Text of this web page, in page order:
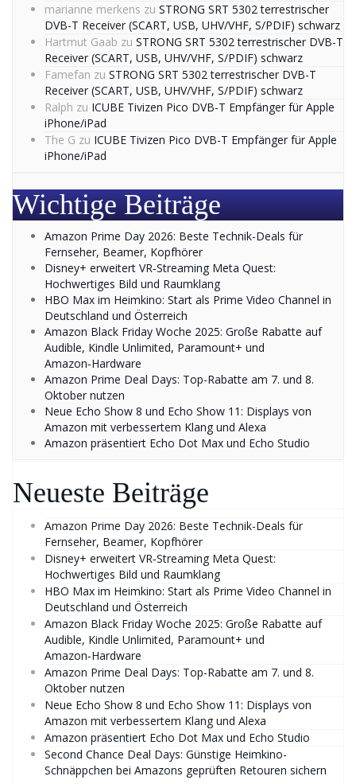
marianne merkens zu STRONG SRT 5302 terrestrischer
DVB-T Receiver (SCART, USB, UHV/VHF, S/PDIF) schwarz
Hartmut Gaab zu STRONG SRT 5302 terrestrischer DVB-T
Receiver (SCART, USB, UHV/VHF, S/PDIF) schwarz
Famefan zu STRONG SRT 5302 terrestrischer DVB-T
Receiver (SCART, USB, UHV/VHF, S/PDIF) schwarz
Ralph zu ICUBE Tivizen Pico DVB-T Empfänger für Apple
iPhone/iPad
The G zu ICUBE Tivizen Pico DVB-T Empfänger für Apple
iPhone/iPad
Wichtige Beiträge
Amazon Prime Day 2026: Beste Technik-Deals für
Fernseher, Beamer, Kopfhörer
Disney+ erweitert VR‑Streaming Meta Quest:
Hochwertiges Bild und Raumklang
HBO Max im Heimkino: Start als Prime Video Channel in
Deutschland und Österreich
Amazon Black Friday Woche 2025: Große Rabatte auf
Audible, Kindle Unlimited, Paramount+ und
Amazon‑Hardware
Amazon Prime Deal Days: Top-Rabatte am 7. und 8.
Oktober nutzen
Neue Echo Show 8 und Echo Show 11: Displays von
Amazon mit verbessertem Klang und Alexa
Amazon präsentiert Echo Dot Max und Echo Studio
Neueste Beiträge
Amazon Prime Day 2026: Beste Technik-Deals für
Fernseher, Beamer, Kopfhörer
Disney+ erweitert VR‑Streaming Meta Quest:
Hochwertiges Bild und Raumklang
HBO Max im Heimkino: Start als Prime Video Channel in
Deutschland und Österreich
Amazon Black Friday Woche 2025: Große Rabatte auf
Audible, Kindle Unlimited, Paramount+ und
Amazon‑Hardware
Amazon Prime Deal Days: Top-Rabatte am 7. und 8.
Oktober nutzen
Neue Echo Show 8 und Echo Show 11: Displays von
Amazon mit verbessertem Klang und Alexa
Amazon präsentiert Echo Dot Max und Echo Studio
Second Chance Deal Days: Günstige Heimkino-
Schnäppchen bei Amazons geprüften Retouren sichern